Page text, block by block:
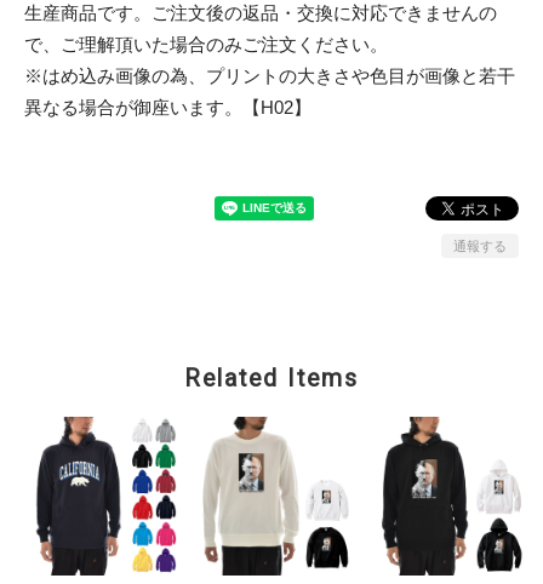
生産商品です。ご注文後の返品・交換に対応できませんの
で、ご理解頂いた場合のみご注文ください。
※はめ込み画像の為、プリントの大きさや色目が画像と若干
異なる場合が御座います。【H02】
通報する
Related Items